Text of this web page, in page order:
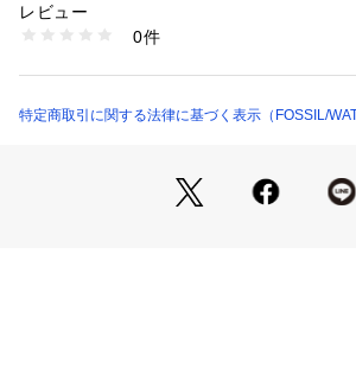
ストラップ：取り外し可能なチェーンクロ
ってみえる場合がございます。
1096400001367
レビュー
0件
特定商取引に関する法律に基づく表示（FOSSIL/